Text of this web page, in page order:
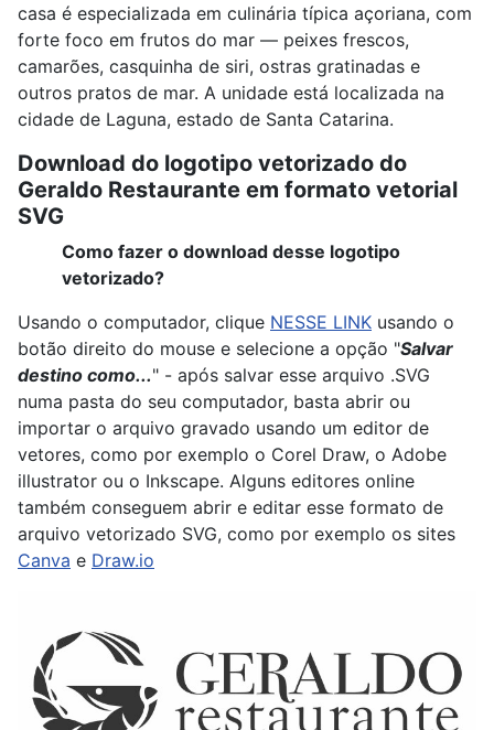
casa é especializada em culinária típica açoriana, com
forte foco em frutos do mar — peixes frescos,
camarões, casquinha de siri, ostras gratinadas e
outros pratos de mar. A unidade está localizada na
cidade de Laguna, estado de Santa Catarina.
Download do logotipo vetorizado do
Geraldo Restaurante em formato vetorial
SVG
Como fazer o download desse logotipo
vetorizado?
Usando o computador, clique NESSE LINK usando o
botão direito do mouse e selecione a opção "Salvar
destino como..." - após salvar esse arquivo .SVG
numa pasta do seu computador, basta abrir ou
importar o arquivo gravado usando um editor de
vetores, como por exemplo o Corel Draw, o Adobe
illustrator ou o Inkscape. Alguns editores online
também conseguem abrir e editar esse formato de
arquivo vetorizado SVG, como por exemplo os sites
Canva e Draw.io